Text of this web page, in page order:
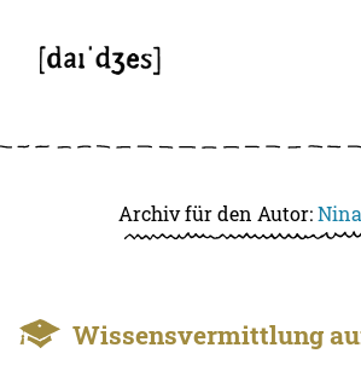
Archiv für den Autor:
Wissensvermittlung